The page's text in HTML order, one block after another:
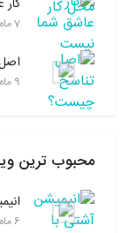
7 ماه پیش
9 ماه پیش
محبوب ترین
6 ماه پیش